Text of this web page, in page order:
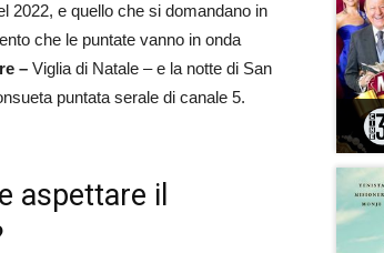
2022, e quello che si domandano in
che le puntate vanno in onda
– Viglia di Natale – e la notte di San
puntata serale di canale 5.
aspettare il